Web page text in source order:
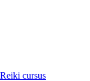
Reiki cursus